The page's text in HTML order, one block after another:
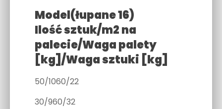
Model(łupane 16)
Ilość sztuk/m2 na
palecie/Waga palety
[kg]/Waga sztuki [kg]
50/1060/22
30/960/32